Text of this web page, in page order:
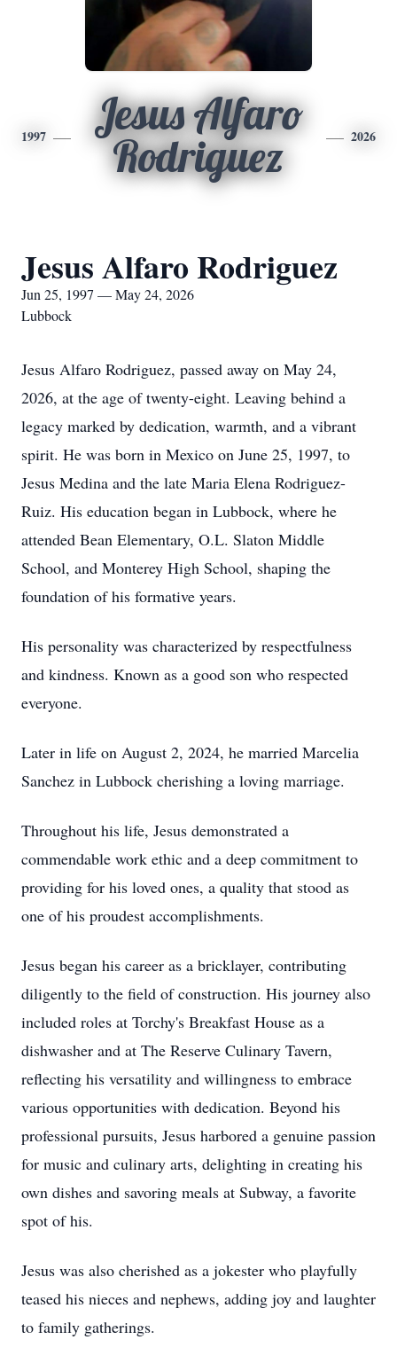
1997
Jesus Alfaro
Rodriguez
2026
Jesus Alfaro Rodriguez
Jun 25, 1997 — May 24, 2026
Lubbock
Jesus Alfaro Rodriguez, passed away on May 24,
2026, at the age of twenty-eight. Leaving behind a
legacy marked by dedication, warmth, and a vibrant
spirit. He was born in Mexico on June 25, 1997, to
Jesus Medina and the late Maria Elena Rodriguez-
Ruiz. His education began in Lubbock, where he
attended Bean Elementary, O.L. Slaton Middle
School, and Monterey High School, shaping the
foundation of his formative years.
His personality was characterized by respectfulness
and kindness. Known as a good son who respected
everyone.
Later in life on August 2, 2024, he married Marcelia
Sanchez in Lubbock cherishing a loving marriage.
Throughout his life, Jesus demonstrated a
commendable work ethic and a deep commitment to
providing for his loved ones, a quality that stood as
one of his proudest accomplishments.
Jesus began his career as a bricklayer, contributing
diligently to the field of construction. His journey also
included roles at Torchy's Breakfast House as a
dishwasher and at The Reserve Culinary Tavern,
reflecting his versatility and willingness to embrace
various opportunities with dedication. Beyond his
professional pursuits, Jesus harbored a genuine passion
for music and culinary arts, delighting in creating his
own dishes and savoring meals at Subway, a favorite
spot of his.
Jesus was also cherished as a jokester who playfully
teased his nieces and nephews, adding joy and laughter
to family gatherings.